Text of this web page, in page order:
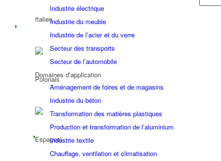
Industrie électrique
Industrie du meuble
Industrie de l’acier et du verre
Secteur des transports
Secteur de l’automobile
Domaines d’application
Aménagement de foires et de magasins
Industrie du béton
Transformation des matières plastiques
Production et transformation de l’aluminium
Industrie textile
Chauffage, ventilation et climatisation